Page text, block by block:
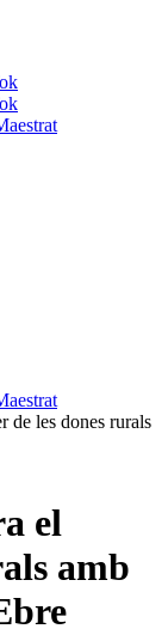
de les dones rurals
el
amb